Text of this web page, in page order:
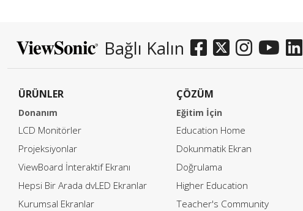
okumaya devam edin. DCI-P3 renk
uzayına sahip […]
Bağlı Kalın
ÜRÜNLER
Donanım
LCD Monitörler
Projeksiyonlar
ViewBoard İnteraktif Ekranı
Hepsi Bir Arada dvLED Ekranlar
Kurumsal Ekranlar
ÇÖZÜM
Eğitim İçin
Education Home
Dokunmatik Ekran
Doğrulama
Higher Education
Teacher's Community